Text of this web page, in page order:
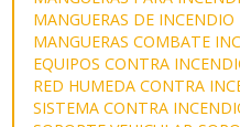
MANGUERAS DE INCENDIO
MANGUERAS COMBATE
EQUIPOS CONTRA
RED HUMEDA CONTRA
SISTEMA CONTRA